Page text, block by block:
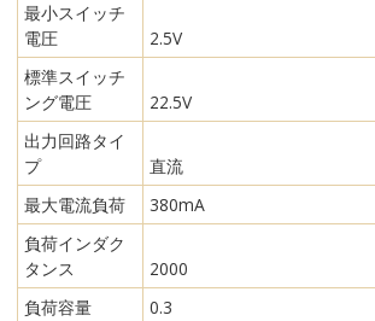
最小スイッチ
電圧
2.5V
標準スイッチ
ング電圧
22.5V
出力回路タイ
プ
直流
最大電流負荷
380mA
負荷インダク
タンス
2000
負荷容量
0.3